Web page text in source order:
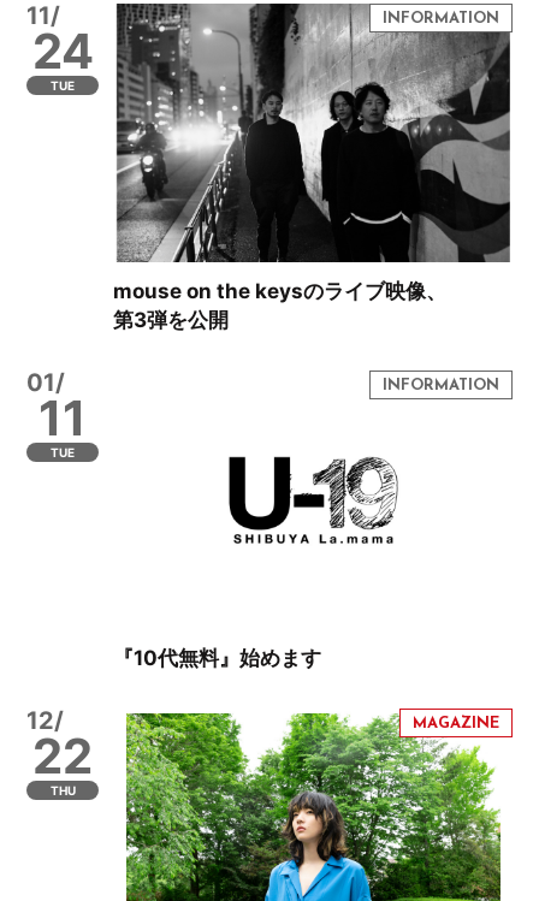
11/
24
TUE
mouse on the keysのライブ映像、
第3弾を公開
01/
11
TUE
『10代無料』始めます
12/
22
THU